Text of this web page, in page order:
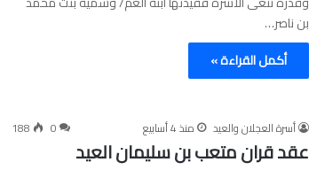
بن ناصر…
أكمل القراءة »
أسرة العجلان والعيد منذ 4 أسابيع 0
188
عقد قران متعب بن سليمان العيد